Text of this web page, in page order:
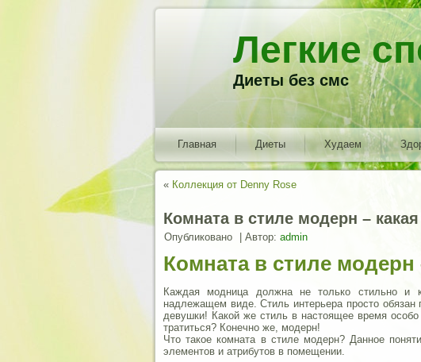
Легкие
Диеты без смс
Главная Диеты Худаем
« Коллекция от Denny Rose
Комната в стиле модерн –
Опубликовано Автор: admin
Комната в стиле модерн
Каждая модница должна не только стильно и
надлежащем виде. Стиль интерьера просто обязан
девушки! Какой же стиль в настоящее время
тратиться? Конечно же, модерн!
Что такое комната в стиле модерн? Данное
элементов и атрибутов в помещении.